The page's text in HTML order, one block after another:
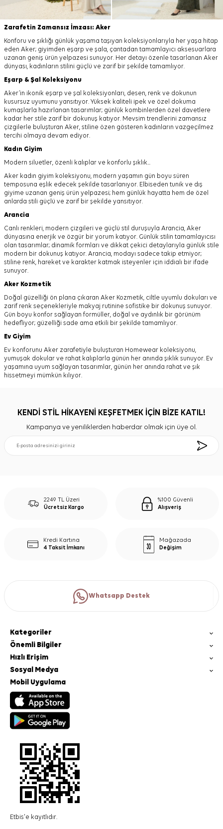
Zarafetin Zamansız İmzası: Aker
Konforu ve şıklığı günlük yaşama taşıyan koleksiyonlarıyla her yaşa hitap
eden Aker; giyimden eşarp ve şala, çantadan tamamlayıcı aksesuarlara
uzanan geniş ürün yelpazesi sunuyor. Her detayı özenle tasarlanan Aker
dünyası, kadınların stilini güçlü ve zarif bir şekilde tamamlıyor.
Eşarp & Şal Koleksiyonu
Aker’in ikonik eşarp ve şal koleksiyonları, desen, renk ve dokunun
kusursuz uyumunu yansıtıyor. Yüksek kaliteli ipek ve özel dokuma
kumaşlarla hazırlanan tasarımlar; günlük kombinlerden özel davetlere
kadar her stile zarif bir dokunuş katıyor. Mevsim trendlerini zamansız
çizgilerle buluşturan Aker, stiline özen gösteren kadınların vazgeçilmez
tercihi olmaya devam ediyor.
Kadın Giyim
Modern siluetler, özenli kalıplar ve konforlu şıklık...
Aker kadın giyim koleksiyonu, modern yaşamın gün boyu süren
temposuna eşlik edecek şekilde tasarlanıyor. Elbiseden tunik ve dış
giyime uzanan geniş ürün yelpazesi; hem günlük hayatta hem de özel
anlarda stili güçlü ve zarif bir şekilde yansıtıyor.
Arancia
Canlı renkleri, modern çizgileri ve güçlü stil duruşuyla Arancia, Aker
dünyasına enerjik ve özgür bir yorum katıyor. Günlük stilin tamamlayıcısı
olan tasarımlar; dinamik formları ve dikkat çekici detaylarıyla günlük stile
modern bir dokunuş katıyor. Arancia, modayı sadece takip etmiyor;
stiline renk, hareket ve karakter katmak isteyenler için iddialı bir ifade
sunuyor.
Aker Kozmetik
Doğal güzelliği ön plana çıkaran Aker Kozmetik, ciltle uyumlu dokuları ve
zarif renk seçenekleriyle makyaj rutinine sofistike bir dokunuş sunuyor.
Gün boyu konfor sağlayan formüller, doğal ve aydınlık bir görünüm
hedefliyor; güzelliği sade ama etkili bir şekilde tamamlıyor.
Ev Giyim
Ev konforunu Aker zarafetiyle buluşturan Homewear koleksiyonu,
yumuşak dokular ve rahat kalıplarla günün her anında şıklık sunuyor. Ev
yaşamına uyum sağlayan tasarımlar, günün her anında rahat ve şık
hissetmeyi mümkün kılıyor.
KENDİ STİL HİKAYENİ KEŞFETMEK İÇİN BİZE KATIL!
Kampanya ve yeniliklerden haberdar olmak için üye ol.
2249 TL Üzeri
Ücretsiz Kargo
%100 Güvenli
Alışveriş
Kredi Kartına
4 Taksit İmkanı
Mağazada
Değişim
Whatsapp Destek
Kategoriler
Önemli Bilgiler
Hızlı Erişim
Sosyal Medya
Mobil Uygulama
Etbis'e kayıtlıdır.